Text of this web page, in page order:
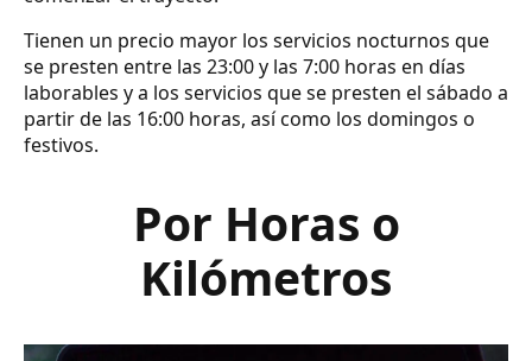
Tienen un precio mayor los servicios nocturnos que
se presten entre las 23:00 y las 7:00 horas en días
laborables y a los servicios que se presten el sábado a
partir de las 16:00 horas, así como los domingos o
festivos.
Por Horas o
Kilómetros